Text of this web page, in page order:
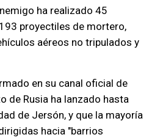
ha realizado 45
proyectiles de mortero,
aéreos no tripulados y
en su canal oficial de
de Rusia ha lanzado hasta
de Jersón, y que la mayoría
hacia "barrios